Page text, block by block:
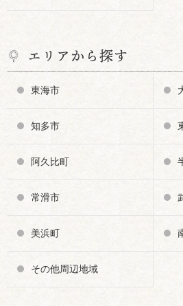
エリアから探す
東海市
知多市
阿久比町
常滑市
美浜町
その他周辺地域